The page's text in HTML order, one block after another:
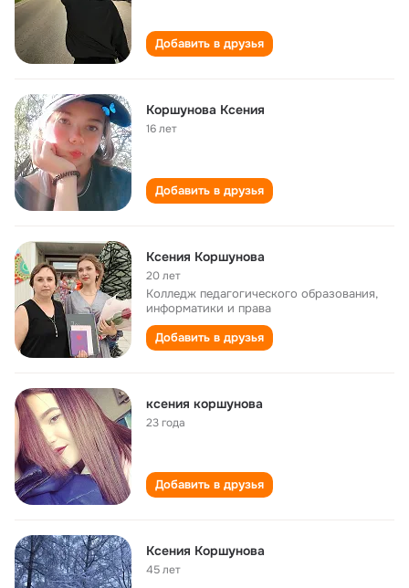
Добавить в друзья
Коршунова Ксения
16 лет
Добавить в друзья
Ксения Коршунова
20 лет
Колледж педагогического образования,
информатики и права
Добавить в друзья
ксения коршунова
23 года
Добавить в друзья
Ксения Коршунова
45 лет